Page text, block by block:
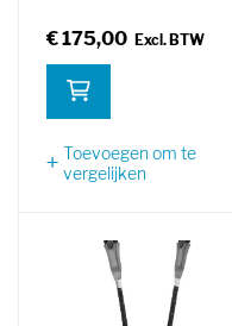
€ 175,00
Toevoegen om te
vergelijken